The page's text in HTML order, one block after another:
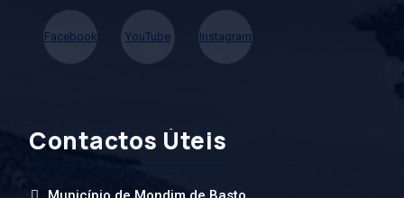
Facebook YouTube Instagram
Contactos Úteis